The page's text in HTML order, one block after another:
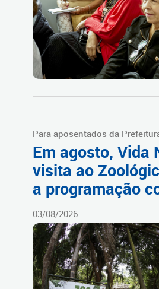
Para aposentados da
Em agosto, Vida
visita ao
a programação
03/08/2026